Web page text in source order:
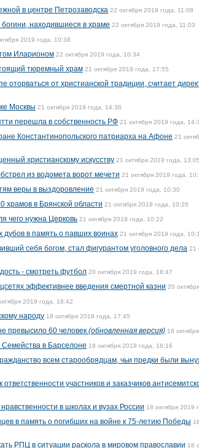
в центре Петрозаводска 22 октября 2019 года, 11:08
богини, находившиеся в храме 22 октября 2019 года, 11:03
2019 года, 10:38
Иларионом 22 октября 2019 года, 10:34
тюремный храм 21 октября 2019 года, 17:55
оторваться от христианской традиции, считает
Москвы 21 октября 2019 года, 14:36
перешла в собственность РФ 21 октября 2019 года,
Константинопольского патриарха на Афоне 21
христианскому искусству 21 октября 2019 года, 13:05
из водомета ворот мечети 21 октября 2019 года,
веры в выздоровление 21 октября 2019 года, 10:30
храмов в Брянской области 21 октября 2019 года, 10:26
чего нужна Церковь 21 октября 2019 года, 10:22
в память о павших воинах 21 октября 2019 года,
себя богом, стал фигурантом уголовного дела 21
- смотреть футбол 20 октября 2019 года, 18:47
эффективнее введения смертной казни 20
2019 года, 18:42
народу 18 октября 2019 года, 17:45
превысило 60 человек (обновленная версия) 18
Семейства в Барселоне 18 октября 2019 года, 16:16
всем старообрядцам, чьи предки были
участников и заказчиков
в школах и вузах России 18 октября 2019
в память о погибших на войне к 75-летию Победы
РПЦ в ситуации раскола в мировом православии 18